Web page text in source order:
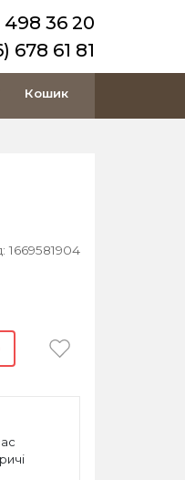
498 36 20
678 61 81
Кошик
1669581904